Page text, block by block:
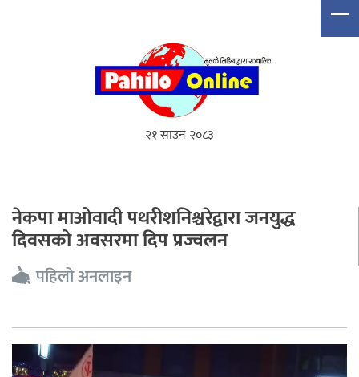
२१ साउन २०८३
नेकपा माओवादी पथरीशनिश्चरेद्वारा जनयुद्ध
दिवसको अवसरमा दिप प्रज्वलन
पहिलो अनलाइन